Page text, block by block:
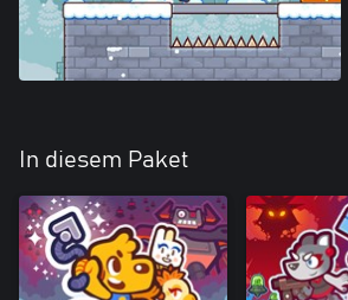
In diesem Paket